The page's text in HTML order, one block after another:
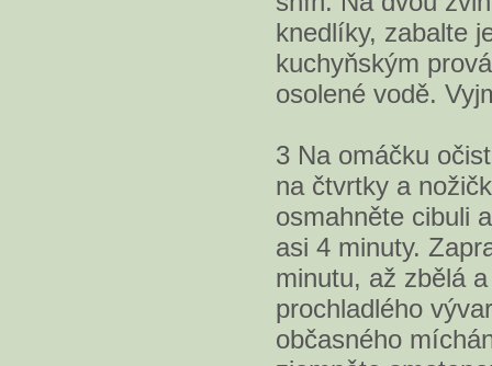
knedlíky, zabalte
kuchyňským
osolené vodě.
3 Na omáčku
na čtvrtky a
osmahněte cibuli
asi 4 minuty.
minutu, až zbělá
prochladlého
občasného